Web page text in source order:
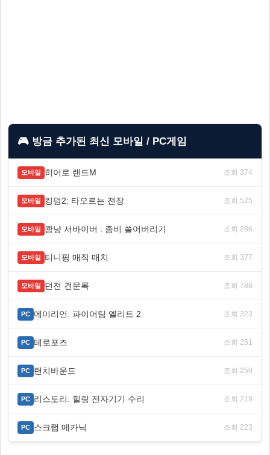
🎮 방금 추가된 최신 모바일 / PC게임
모바일 히어로 랜드M 조회 374
모바일 킹덤2: 타오르는 전장 조회 525
모바일 쾅냥 서바이버 : 좀비 쓸어버리기 조회 286
모바일 티니핑 매직 매치 조회 377
모바일 던전 견문록 조회 788
PC 에이리언: 파이어팀 엘리트 2 조회 323
PC 테로포즈 조회 251
PC 랜치바운드 조회 250
PC 리스토리: 힐링 전자기기 수리 조회 219
PC 스크랩 메카닉 조회 223